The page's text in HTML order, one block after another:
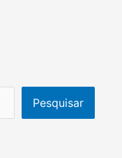
Pesquisar